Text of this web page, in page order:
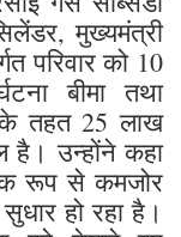
मुख्यमंत्री
परिवार को 10
बीमा तथा
के तहत 25 लाख
है। उन्होंने कहा
रूप से कमजोर
हो रहा है।